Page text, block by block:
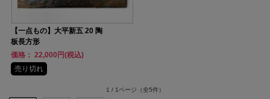
【一点もの】大平新五 20 陶
板長方形
価格： 22,000円(税込)
売り切れ
1 / 1ページ （全5件）